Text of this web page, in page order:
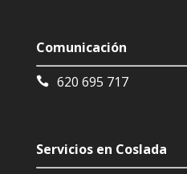
Comunicación
620 695 717
Servicios en Coslada